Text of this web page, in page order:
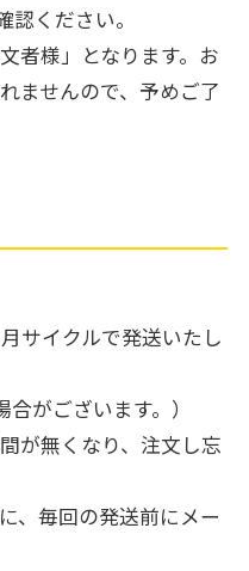
認ください。
者様」となります。お
ませんので、予めご了
サイクルで発送いたし
がございます。）
が無くなり、注文し忘
、毎回の発送前にメー